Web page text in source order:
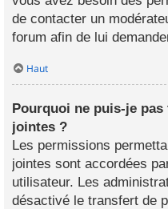
de contacter un
forum afin de lui
Haut
Pourquoi ne puis-je
jointes ?
Les permissions
jointes sont accordées
utilisateur. Les
désactivé le transfert de